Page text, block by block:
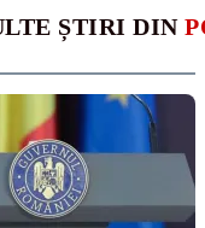
ȘTIRI DIN